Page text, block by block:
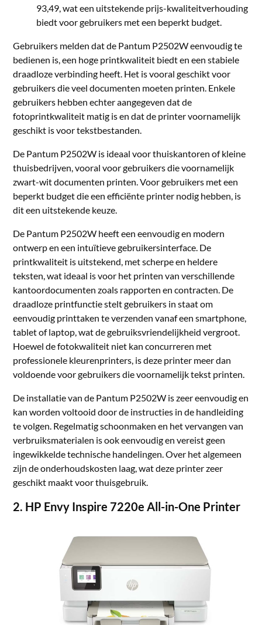
93,49, wat een uitstekende prijs-kwaliteitverhouding
biedt voor gebruikers met een beperkt budget.
Gebruikers melden dat de Pantum P2502W eenvoudig te
bedienen is, een hoge printkwaliteit biedt en een stabiele
draadloze verbinding heeft. Het is vooral geschikt voor
gebruikers die veel documenten moeten printen. Enkele
gebruikers hebben echter aangegeven dat de
fotoprintkwaliteit matig is en dat de printer voornamelijk
geschikt is voor tekstbestanden.
De Pantum P2502W is ideaal voor thuiskantoren of kleine
thuisbedrijven, vooral voor gebruikers die voornamelijk
zwart-wit documenten printen. Voor gebruikers met een
beperkt budget die een efficiënte printer nodig hebben, is
dit een uitstekende keuze.
De Pantum P2502W heeft een eenvoudig en modern
ontwerp en een intuïtieve gebruikersinterface. De
printkwaliteit is uitstekend, met scherpe en heldere
teksten, wat ideaal is voor het printen van verschillende
kantoordocumenten zoals rapporten en contracten. De
draadloze printfunctie stelt gebruikers in staat om
eenvoudig printtaken te verzenden vanaf een smartphone,
tablet of laptop, wat de gebruiksvriendelijkheid vergroot.
Hoewel de fotokwaliteit niet kan concurreren met
professionele kleurenprinters, is deze printer meer dan
voldoende voor gebruikers die voornamelijk tekst printen.
De installatie van de Pantum P2502W is zeer eenvoudig en
kan worden voltooid door de instructies in de handleiding
te volgen. Regelmatig schoonmaken en het vervangen van
verbruiksmaterialen is ook eenvoudig en vereist geen
ingewikkelde technische handelingen. Over het algemeen
zijn de onderhoudskosten laag, wat deze printer zeer
geschikt maakt voor thuisgebruik.
2. HP Envy Inspire 7220e All-in-One Printer